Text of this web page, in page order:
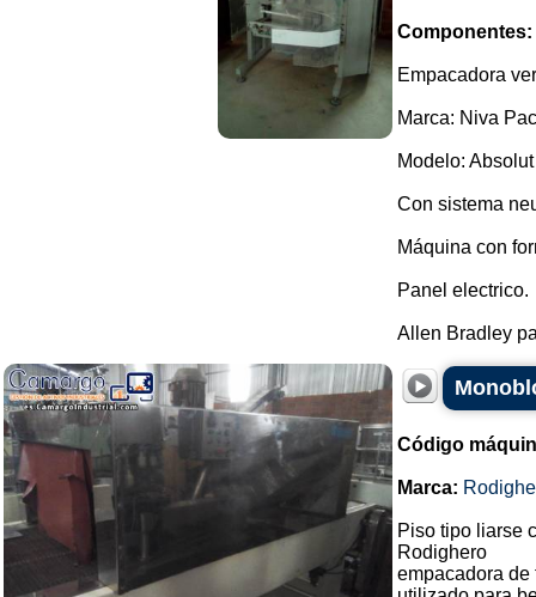
Componentes:
Empacadora
Marca: Niva
Modelo:
Con sistema
Máquina con
Panel electrico.
Allen Bradley
Código
Marca:
Piso tipo liarse
Rodighero
empacadora